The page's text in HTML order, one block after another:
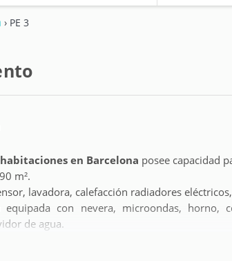
› PE 3
en Barcelona posee capacidad
m².
lavadora, calefacción radiadores
equipada con nevera, microondas, horno,
de agua.